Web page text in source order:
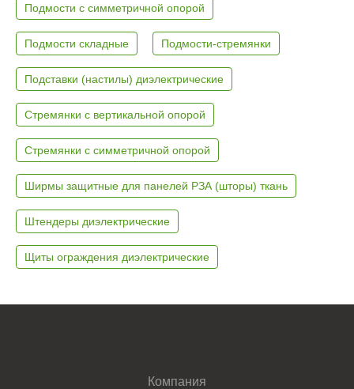
Подмости с симметричной опорой
Подмости складные Подмости-стремянки
Подставки (настилы) диэлектрические
Стремянки с вертикальной опорой
Стремянки с симметричной опорой
Ширмы защитные для панелей РЗА (шторы) ткань
Штендеры диэлектрические
Щиты ограждения диэлектрические
Компания